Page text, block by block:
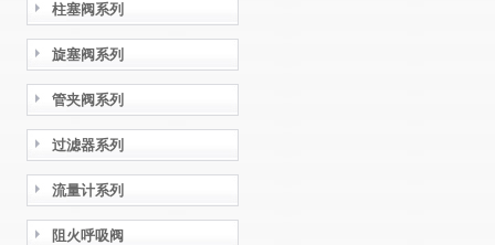
柱塞阀系列
旋塞阀系列
管夹阀系列
过滤器系列
流量计系列
阻火呼吸阀